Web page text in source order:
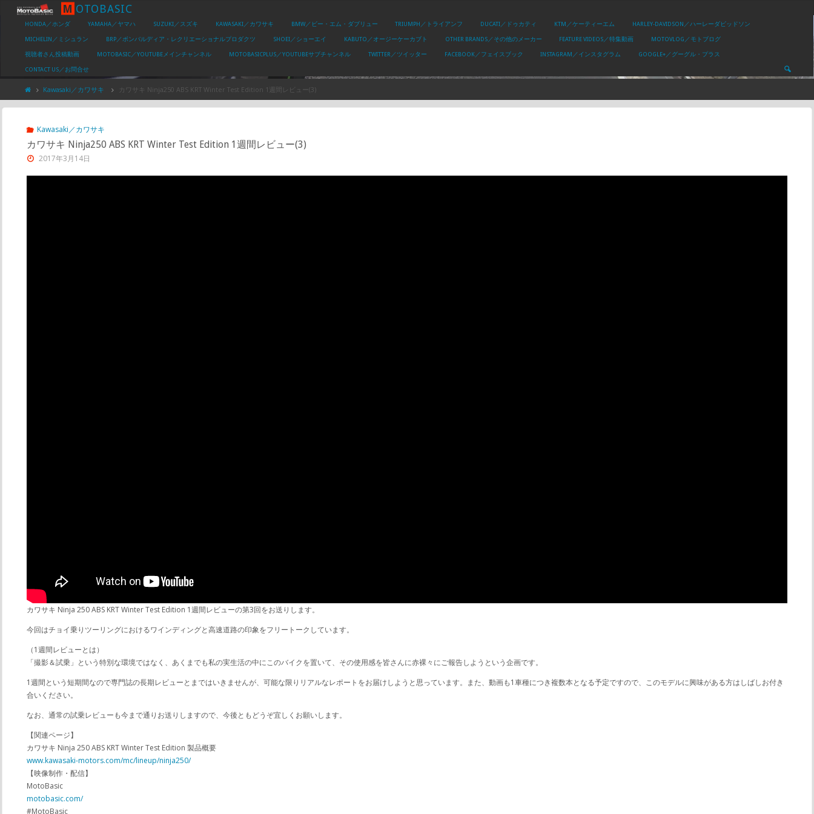
M OTOBASIC
HONDA／ホンダ YAMAHA／ヤマハ SUZUKI／スズキ KAWASAKI／カワサキ BMW／ビー・エム・ダブリュー TRIUMPH／トライアンフ DUCATI／ドゥカティ KTM／ケーティーエム HARLEY-DAVIDSON／ハーレーダビッドソン
MICHELIN／ミシュラン BRP／ボンバルディア・レクリエーショナルプロダクツ SHOEI／ショーエイ KABUTO／オージーケーカブト OTHER BRANDS／その他のメーカー FEATURE VIDEOS／特集動画 MOTOVLOG／モトブログ
視聴者さん投稿動画 MOTOBASIC／YOUTUBEメインチャンネル MOTOBASICPLUS／YOUTUBEサブチャンネル TWITTER／ツイッター FACEBOOK／フェイスブック INSTAGRAM／インスタグラム GOOGLE+／グーグル・プラス
CONTACT US／お問合せ
Kawasaki／カワサキ カワサキ Ninja250 ABS KRT Winter Test Edition 1週間レビュー(3)
Kawasaki／カワサキ
カワサキ Ninja250 ABS KRT Winter Test Edition 1週間レビュー(3)
2017年3月14日
カワサキ Ninja 250 ABS KRT Winter Test Edition 1週間レビューの第3回をお送りします。
今回はチョイ乗りツーリングにおけるワインディングと高速道路の印象をフリートークしています。
（1週間レビューとは）
「撮影＆試乗」という特別な環境ではなく、あくまでも私の実生活の中にこのバイクを置いて、その使用感を皆さんに赤裸々にご報告しようという企画です。
1週間という短期間なので専門誌の長期レビューとまではいきませんが、可能な限りリアルなレポートをお届けしようと思っています。また、動画も1車種につき複数本となる予定ですので、このモデルに興味がある方はしばしお付き
合いください。
なお、通常の試乗レビューも今まで通りお送りしますので、今後ともどうぞ宜しくお願いします。
【関連ページ】
カワサキ Ninja 250 ABS KRT Winter Test Edition 製品概要
www.kawasaki-motors.com/mc/lineup/ninja250/
【映像制作・配信】
MotoBasic
motobasic.com/
#MotoBasic